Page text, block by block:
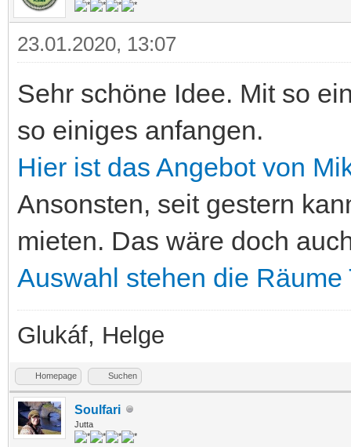
23.01.2020, 13:07
Sehr schöne Idee. Mit so
so einiges anfangen.
Hier ist das Angebot von
Ansonsten, seit gestern
mieten. Das wäre doch
Auswahl stehen die
Glukáf, Helge
Homepage Suchen
Soulfari
Jutta